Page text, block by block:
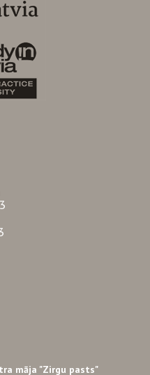
māja "Zirgu pasts"